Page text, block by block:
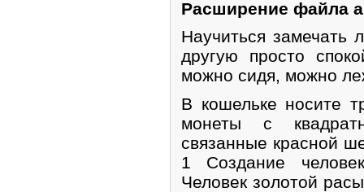
Расширение файла
Научиться
другую просто
можно сидя, можно
В кошельке носите
монеты с
связанные красной
1 Создание
Человек золотой